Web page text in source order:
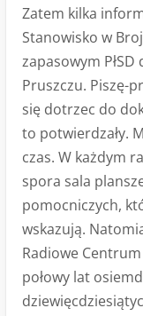
Zatem kilka
Stanowisko w
zapasowym PłSD
Pruszczu. Piszę-
się dotrzec do
to potwierdzały.
czas. W każdym
spora sala
pomocniczych,
wskazują.
Radiowe
połowy lat